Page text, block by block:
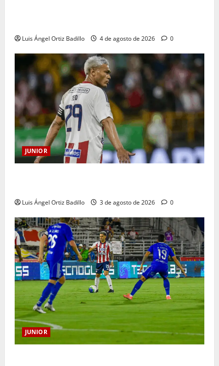
Luis Ángel Ortiz Badillo 4 de agosto de 2026 0
JUNIOR
Luis Ángel Ortiz Badillo 3 de agosto de 2026 0
JUNIOR